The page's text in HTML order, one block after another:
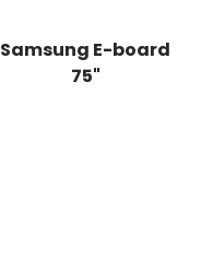
Samsung E-board
75"